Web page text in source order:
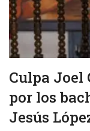
Culpa Joel
por los
Jesús